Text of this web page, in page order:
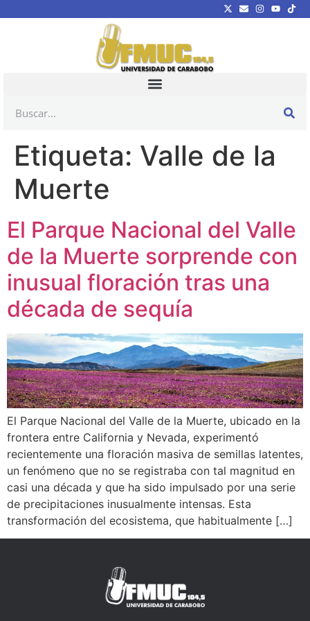
Etiqueta: Valle de la
Muerte
El Parque Nacional del Valle
de la Muerte sorprende con
inusual floración tras una
década de sequía
El Parque Nacional del Valle de la Muerte, ubicado en la
frontera entre California y Nevada, experimentó
recientemente una floración masiva de semillas latentes,
un fenómeno que no se registraba con tal magnitud en
casi una década y que ha sido impulsado por una serie
de precipitaciones inusualmente intensas. Esta
transformación del ecosistema, que habitualmente […]